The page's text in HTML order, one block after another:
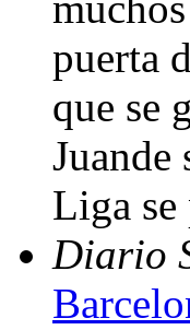
puerta
que se
Juande
Liga
Diario